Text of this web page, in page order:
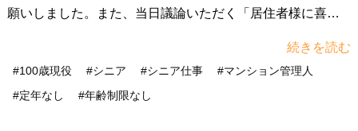
願いしました。また、当日議論いただく「居住者様に喜ば
議いただきました。さすがエリアリーダーのみなさん、ポ
ストイットが不足するくらいいろいろなご意見を出してい
ただきました。やり方や動作はもちろんのこと、ご自身で
続きを読む
#100歳現役 #シニア #シニア仕事
#マンション管理人
#定年なし
#年齢制限なし